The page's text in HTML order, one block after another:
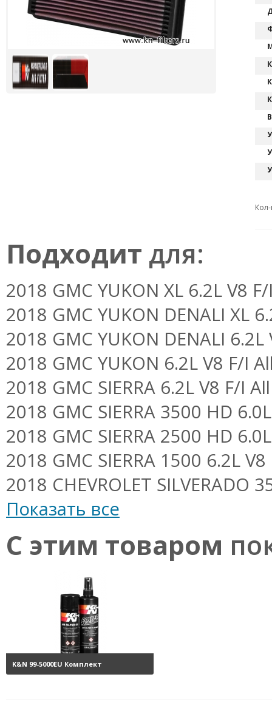
Подходит для:
2018 GMC YUKON XL 6.2L V8
2018 GMC YUKON DENALI XL
2018 GMC YUKON DENALI 6.2L
2018 GMC YUKON 6.2L V8 F/I
2018 GMC SIERRA 6.2L V8 F/I All
2018 GMC SIERRA 3500 HD
2018 GMC SIERRA 2500 HD
2018 GMC SIERRA 1500 6.2L
2018 CHEVROLET SILVERADO
Показать все
С этим товаром
K&N 99-5000EU Комплект